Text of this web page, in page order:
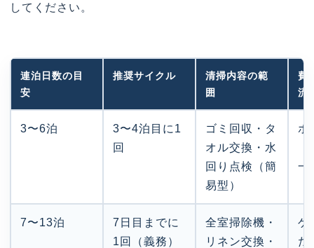
してください。
連泊日数の目
安
推奨サイクル
清掃内容の範
囲
費
流
3〜6泊
3〜4泊目に1
回
ゴミ回収・タ
オル交換・水
回り点検（簡
易型）
ホ
一
7〜13泊
7日目までに
1回（義務）
全室掃除機・
リネン交換・
ゲ
た